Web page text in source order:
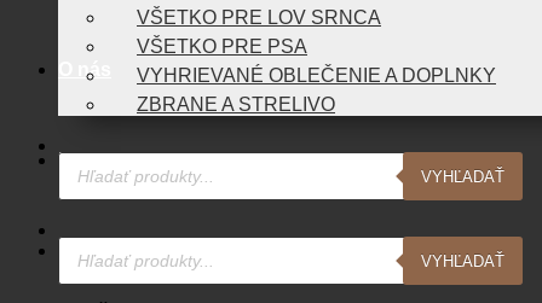
O nás
Blog
Kontakt
VŠETKO PRE LOV SRNCA
VŠETKO PRE PSA
VYHRIEVANÉ OBLEČENIE A DOPLNKY
ZBRANE A STRELIVO
Products
search
VYHĽADAŤ
Products
search
VYHĽADAŤ